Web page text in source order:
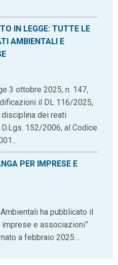
IN LEGGE: TUTTE LE
AMBIENTALI E
3 ottobre 2025, n. 147,
il DL 116/2025,
dei reati
152/2006, al Codice
PER IMPRESE E
ha pubblicato il
e associazioni”
a febbraio 2025…